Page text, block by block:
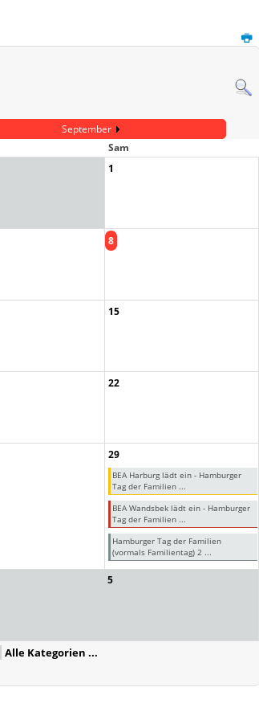
September
Sam
1
8
15
22
29
BEA Harburg lädt ein - Hamburger
Tag der Familien ...
BEA Wandsbek lädt ein - Hamburger
Tag der Familien ...
Hamburger Tag der Familien
(vormals Familientag) 2 ...
5
Alle Kategorien ...